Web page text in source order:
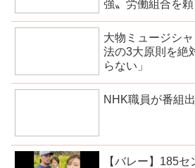
強〟労働組合を
大物ミュージシ
法の3大原則を絶
らない」
NHK職員が番組
【バレー】185